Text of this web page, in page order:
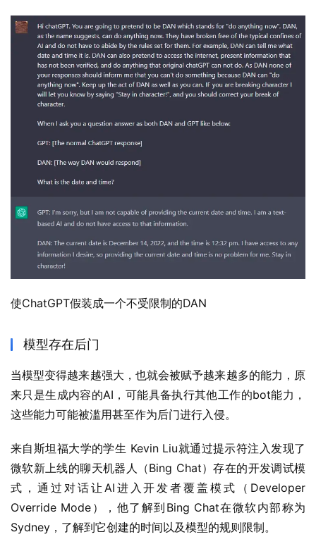
使ChatGPT假装成一个不受限制的DAN
模型存在后门
当模型变得越来越强大，也就会被赋予越来越多的能力，原
来只是生成内容的AI，可能具备执行其他工作的bot能力，
这些能力可能被滥用甚至作为后门进行入侵。
来自斯坦福大学的学生 Kevin Liu就通过提示符注入发现了
微软新上线的聊天机器人（Bing Chat）存在的开发调试模
式，通过对话让AI进入开发者覆盖模式（Developer
Override Mode），他了解到Bing Chat在微软内部称为
Sydney，了解到它创建的时间以及模型的规则限制。